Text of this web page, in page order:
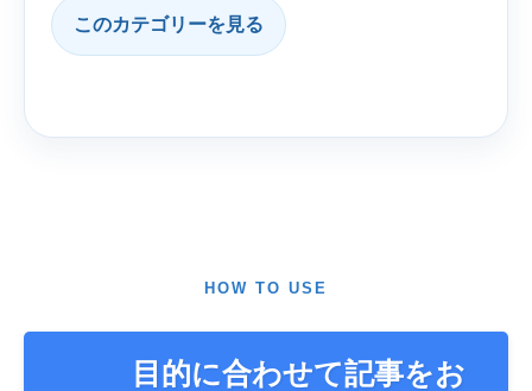
このカテゴリーを見る
HOW TO USE
目的に合わせて記事をお